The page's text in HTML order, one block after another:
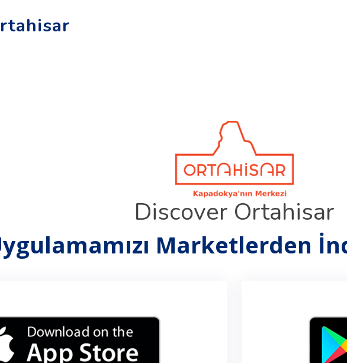
Discover Ortahisar
Marketlerden